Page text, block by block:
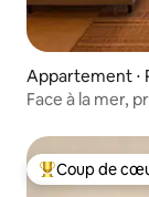
Appartement ⋅
Face à la mer,
Coups de
Coup de